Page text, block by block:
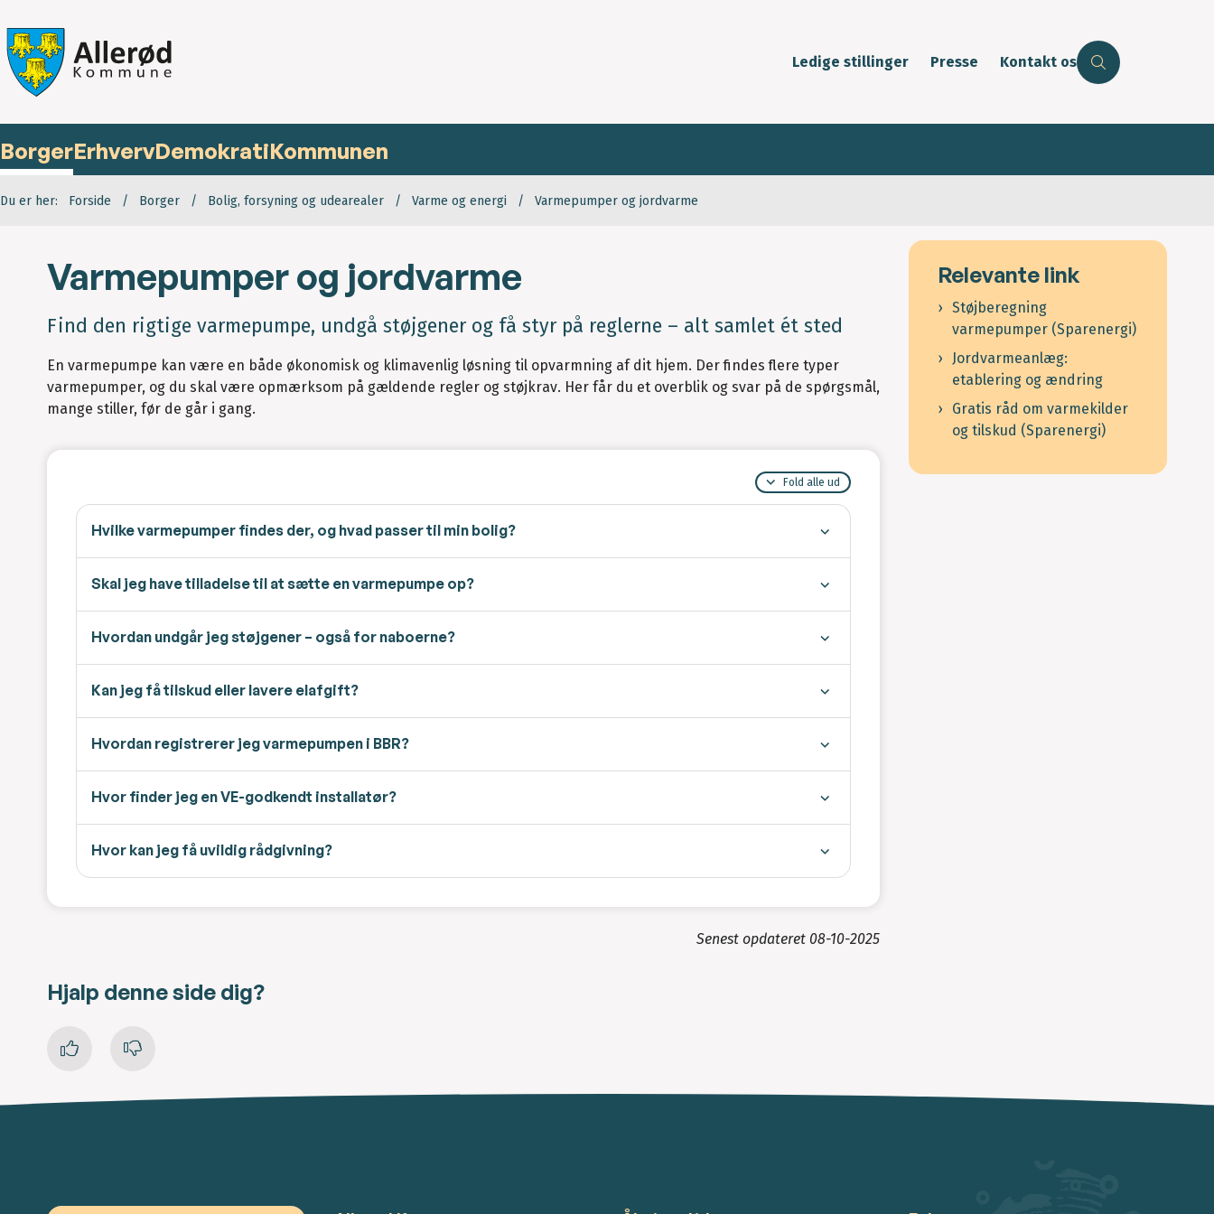
Ledige stillinger Presse Kontakt os
BorgerErhvervDemokratiKommunen
Du er her: Forside Borger Bolig, forsyning og udearealer Varme og energi Varmepumper og jordvarme
Varmepumper og jordvarme
Find den rigtige varmepumpe, undgå støj­gener og få styr på reglerne – alt samlet ét sted
En varmepumpe kan være en både økonomisk og klimavenlig løsning til opvarmning af dit hjem. Der findes flere typer
varmepumper, og du skal være opmærksom på gældende regler og støjkrav. Her får du et overblik og svar på de spørgsmål,
mange stiller, før de går i gang.
Fold alle ud
Hvilke varmepumper findes der, og hvad passer til min bolig?
Skal jeg have tilladelse til at sætte en varmepumpe op?
Hvordan undgår jeg støjgener – også for naboerne?
Kan jeg få tilskud eller lavere elafgift?
Hvordan registrerer jeg varmepumpen i BBR?
Hvor finder jeg en VE-godkendt installatør?
Hvor kan jeg få uvildig rådgivning?
Senest opdateret 08-10-2025
Relevante link
Støjberegning
varmepumper (Sparenergi)
Jordvarmeanlæg:
etablering og ændring
Gratis råd om varmekilder
og tilskud (Sparenergi)
Hjalp denne side dig?